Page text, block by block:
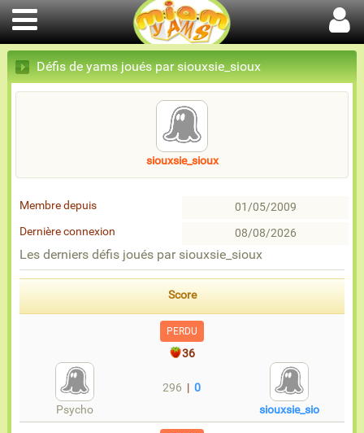
Défis de yams joués par siouxsie_sioux
siouxsie_sioux
Membre depuis
01/05/2009
Dernière connexion
08/08/2026
Les derniers défis joués par siouxsie_sioux
Score
PERDU
36
Psycho
296 |0
siouxsie_sio